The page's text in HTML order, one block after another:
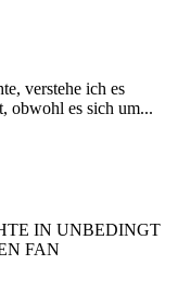
verstehe ich es
obwohl es sich um...
IN UNBEDINGT
FAN